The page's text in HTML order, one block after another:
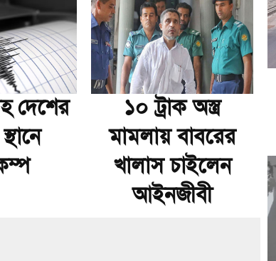
দেশের
১০ ট্রাক অস্ত্র
মামলায় বাবরের
খালাস চাইলেন
আইনজীবী